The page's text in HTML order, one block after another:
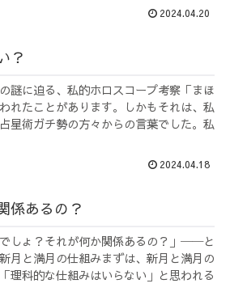
2024.04.20
？
謎に迫る、私的ホロスコープ考察「まほ
れたことがあります。しかもそれは、私
星術ガチ勢の方々からの言葉でした。私
2024.04.18
係あるの？
しょ？それが何か関係あるの？」──と
月と満月の仕組みまずは、新月と満月の
理科的な仕組みはいらない」と思われる